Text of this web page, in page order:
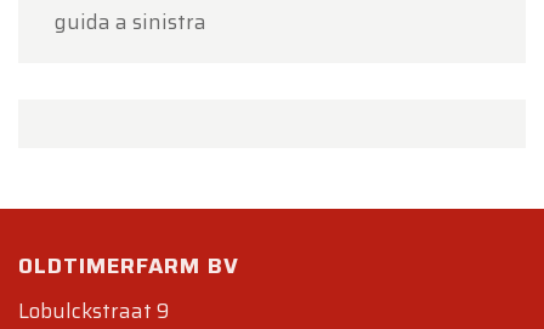
guida a sinistra
OLDTIMERFARM BV
Lobulckstraat 9